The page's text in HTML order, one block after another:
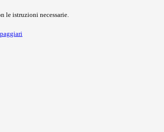
le istruzioni necessarie.